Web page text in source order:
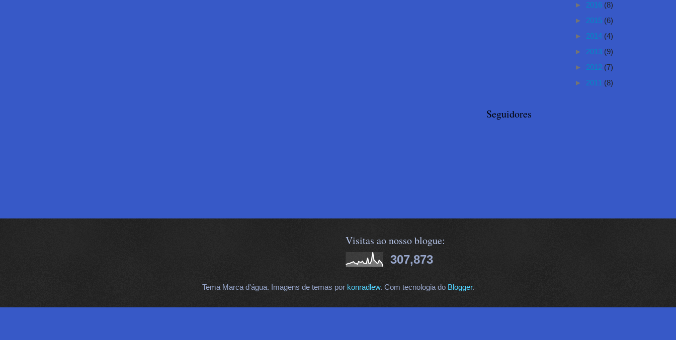
► 2016 (8)
► 2015 (6)
► 2014 (4)
► 2013 (9)
► 2012 (7)
► 2011 (8)
Seguidores
Visitas ao nosso blogue:
307,873
Tema Marca d'água. Imagens de temas por konradlew. Com tecnologia do Blogger.